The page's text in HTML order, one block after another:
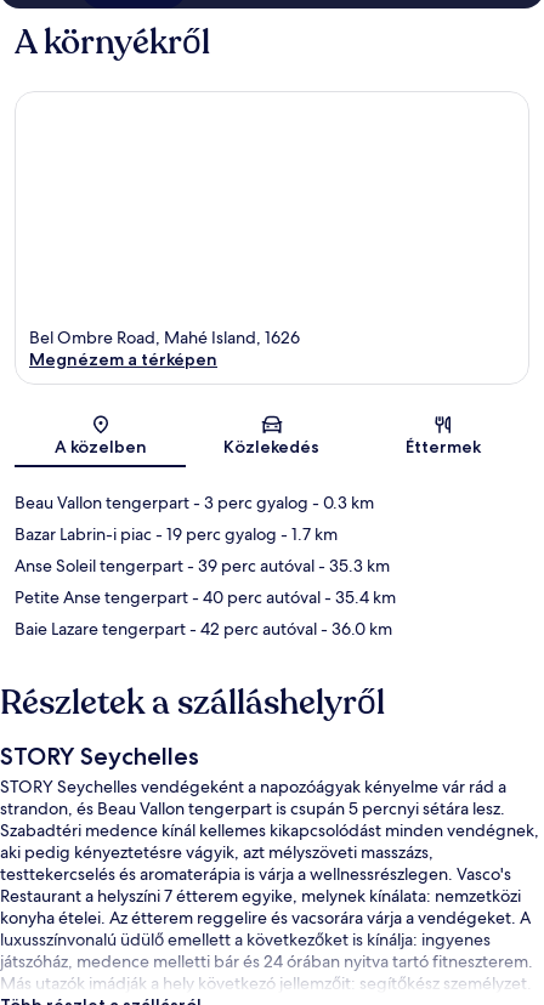
A környékről
Térkép
Bel Ombre Road, Mahé Island, 1626
Megnézem a térképen
A közelben Közlekedés Éttermek
Beau Vallon tengerpart- 3 perc gyalog - 0.3 km
Bazar Labrin-i piac- 19 perc gyalog - 1.7 km
Anse Soleil tengerpart- 39 perc autóval- 35.3 km
Petite Anse tengerpart- 40 perc autóval- 35.4 km
Baie Lazare tengerpart- 42 perc autóval- 36.0 km
Részletek a szálláshelyről
STORY Seychelles
STORY Seychelles vendégeként a napozóágyak kényelme vár rád a
strandon, és Beau Vallon tengerpart is csupán 5 percnyi sétára lesz.
Szabadtéri medence kínál kellemes kikapcsolódást minden vendégnek,
aki pedig kényeztetésre vágyik, azt mélyszöveti masszázs,
testtekercselés és aromaterápia is várja a wellnessrészlegen. Vasco's
Restaurant a helyszíni 7 étterem egyike, melynek kínálata: nemzetközi
konyha ételei. Az étterem reggelire és vacsorára várja a vendégeket. A
luxusszínvonalú üdülő emellett a következőket is kínálja: ingyenes
játszóház, medence melletti bár és 24 órában nyitva tartó fitneszterem.
Más utazók imádják a hely következó jellemzőit: segítőkész személyzet.